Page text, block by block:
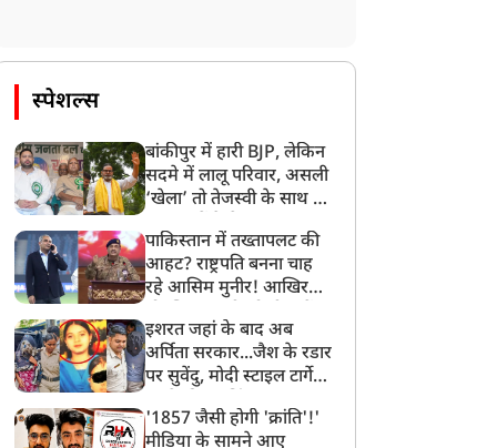
स्पेशल्स
बांकीपुर में हारी BJP, लेकिन
सदमे में लालू परिवार, असली
‘खेला’ तो तेजस्वी के साथ हो
पाकिस्तान में तख्तापलट की
आहट? राष्ट्रपति बनना चाह
रहे आसिम मुनीर! आखिर
बनाया मोहरा?
इशरत जहां के बाद अब
अर्पिता सरकार...जैश के रडार
पर सुवेंदु, मोदी स्टाइल टार्गेट
बड़ा एक्शन!
'1857 जैसी होगी 'क्रांति'!'
मीडिया के सामने आए